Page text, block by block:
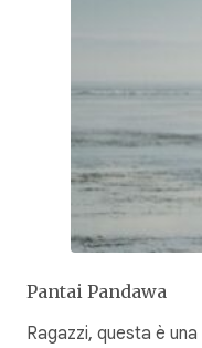
Pantai Pandawa
Ragazzi, questa è una